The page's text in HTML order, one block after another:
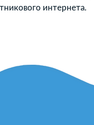
интернета.